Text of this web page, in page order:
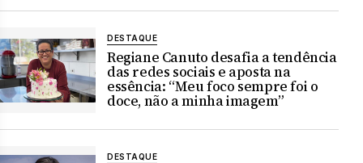
DESTAQUE
Regiane Canuto desafia a tendência
das redes sociais e aposta na
essência: “Meu foco sempre foi o
doce, não a minha imagem”
DESTAQUE